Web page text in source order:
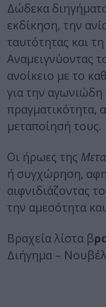
Δώδεκα
εκδίκηση, την
ταυτότητας και
Αναμειγνύοντας
ανοίκειο με το
για την
πραγματικότητα,
μεταποίησή τους.
Οι ήρωες της
ή συγχώρηση,
αιφνιδιάζοντας
την αμεσότητα
Βραχεία λίστα β
Διήγημα –